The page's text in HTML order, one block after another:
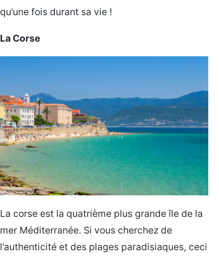
qu’une fois durant sa vie !
La Corse
La corse est la quatrième plus grande île de la
mer Méditerranée. Si vous cherchez de
l’authenticité et des plages paradisiaques, ceci